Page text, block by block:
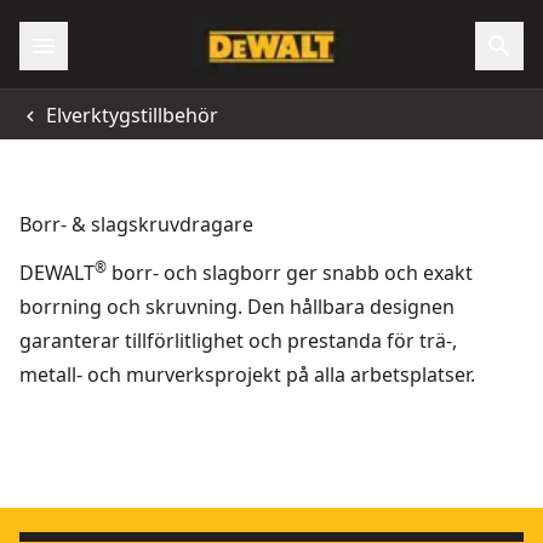
Elverktygstillbehör
Borr- & slagskruvdragare
DEWALT® borr- och slagborr ger snabb och exakt
borrning och skruvning. Den hållbara designen
garanterar tillförlitlighet och prestanda för trä-,
metall- och murverksprojekt på alla arbetsplatser.